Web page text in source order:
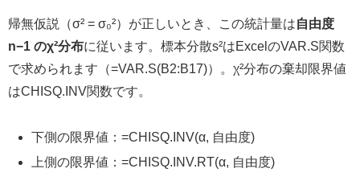
帰無仮説（σ² = σ₀²）が正しいとき、この統計量は自由度
n−1 のχ²分布に従います。標本分散s²はExcelのVAR.S関数
で求められます（=VAR.S(B2:B17)）。χ²分布の棄却限界値
はCHISQ.INV関数です。
下側の限界値：=CHISQ.INV(α, 自由度)
上側の限界値：=CHISQ.INV.RT(α, 自由度)